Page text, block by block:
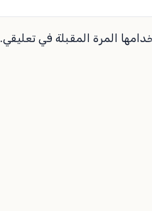
المرة المقبلة في تعليقي.